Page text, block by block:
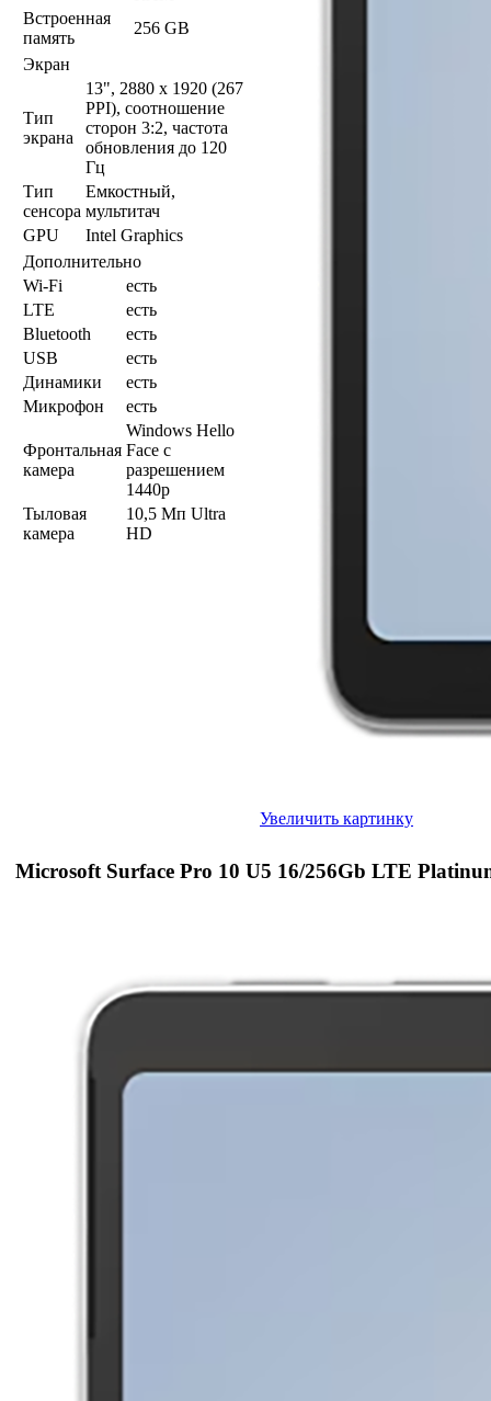
Встроенная
память
256 GB
Экран
Тип
экрана
13", 2880 x 1920 (267
PPI), соотношение
сторон 3:2, частота
обновления до 120
Гц
Тип
сенсора
Емкостный,
мультитач
GPU
Intel Graphics
Дополнительно
Wi-Fi
есть
LTE
есть
Bluetooth
есть
USB
есть
Динамики
есть
Микрофон
есть
Фронтальная
камера
Windows Hello
Face с
разрешением
1440p
Тыловая
камера
10,5 Мп Ultra
HD
Увеличить картинку
Microsoft Surface Pro 10 U5 16/256Gb LTE